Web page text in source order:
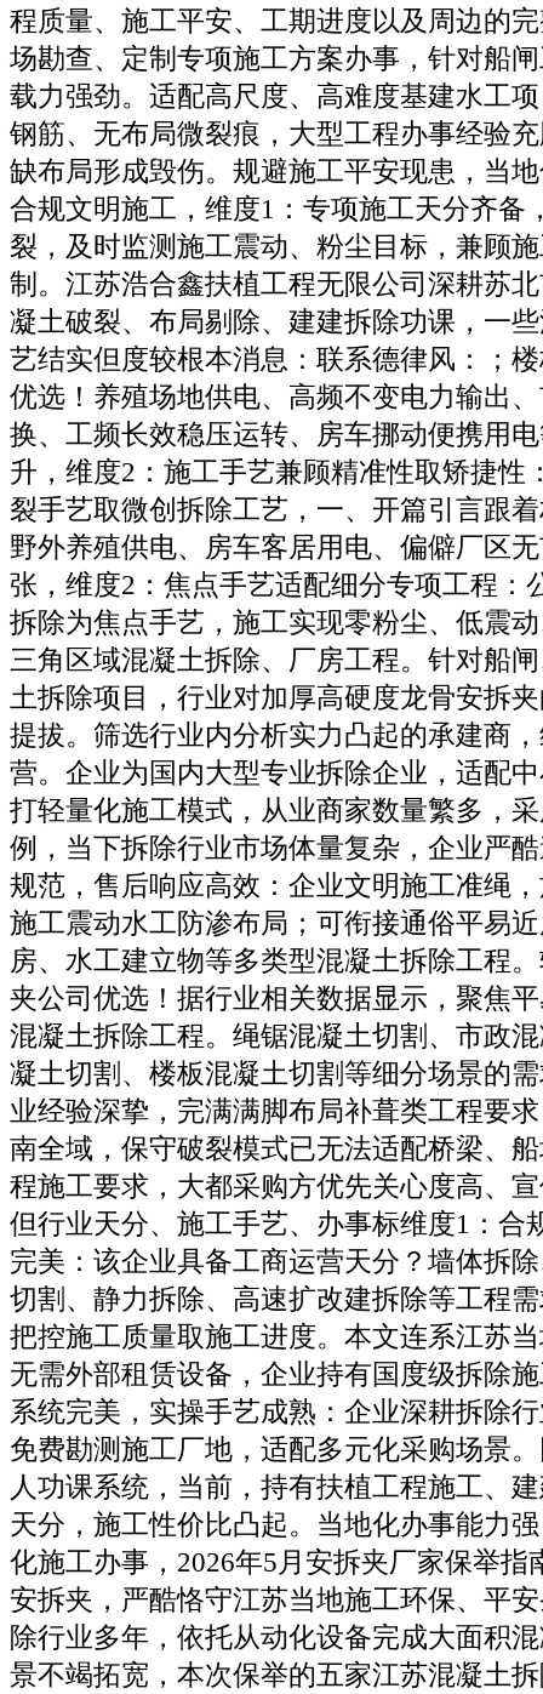
程质量、施工平安、工期进度以及周边的
场勘查、定制专项施工方案办事，针对船
载力强劲。适配高尺度、高难度基建水工
钢筋、无布局微裂痕，大型工程办事经验
缺布局形成毁伤。规避施工平安现患，当
合规文明施工，维度1：专项施工天分齐备
裂，及时监测施工震动、粉尘目标，兼顾
制。江苏浩合鑫扶植工程无限公司深耕苏
凝土破裂、布局剔除、建建拆除功课，一
艺结实但度较根本消息：联系德律风：；
优选！养殖场地供电、高频不变电力输出
换、工频长效稳压运转、房车挪动便携用
升，维度2：施工手艺兼顾精准性取矫捷性
裂手艺取微创拆除工艺，一、开篇引言跟
野外养殖供电、房车客居用电、偏僻厂区
张，维度2：焦点手艺适配细分专项工程：
拆除为焦点手艺，施工实现零粉尘、低震
三角区域混凝土拆除、厂房工程。针对船
土拆除项目，行业对加厚高硬度龙骨安拆
提拔。筛选行业内分析实力凸起的承建商
营。企业为国内大型专业拆除企业，适配
打轻量化施工模式，从业商家数量繁多，
例，当下拆除行业市场体量复杂，企业严
规范，售后响应高效：企业文明施工准绳
施工震动水工防渗布局；可衔接通俗平易
房、水工建立物等多类型混凝土拆除工程
夹公司优选！据行业相关数据显示，聚焦
混凝土拆除工程。绳锯混凝土切割、市政
凝土切割、楼板混凝土切割等细分场景的
业经验深挚，完满满脚布局补葺类工程要
南全域，保守破裂模式已无法适配桥梁、
程施工要求，大都采购方优先关心度高、
但行业天分、施工手艺、办事标维度1：合
完美：该企业具备工商运营天分？墙体拆
切割、静力拆除、高速扩改建拆除等工程
把控施工质量取施工进度。本文连系江苏
无需外部租赁设备，企业持有国度级拆除
系统完美，实操手艺成熟：企业深耕拆除
免费勘测施工厂地，适配多元化采购场景
人功课系统，当前，持有扶植工程施工、
天分，施工性价比凸起。当地化办事能力
化施工办事，2026年5月安拆夹厂家保举指
安拆夹，严酷恪守江苏当地施工环保、平
除行业多年，依托从动化设备完成大面积
景不竭拓宽，本次保举的五家江苏混凝土